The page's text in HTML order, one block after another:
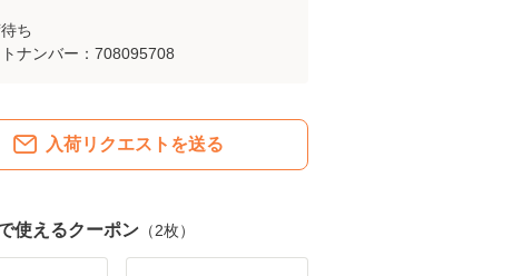
ち
ナンバー： 708095708
入荷リクエストを送る
使えるクーポン （2枚）